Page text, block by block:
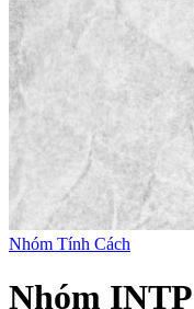
Nhóm Tính Cách
Nhóm